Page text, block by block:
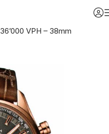
36’000 VPH – 38mm